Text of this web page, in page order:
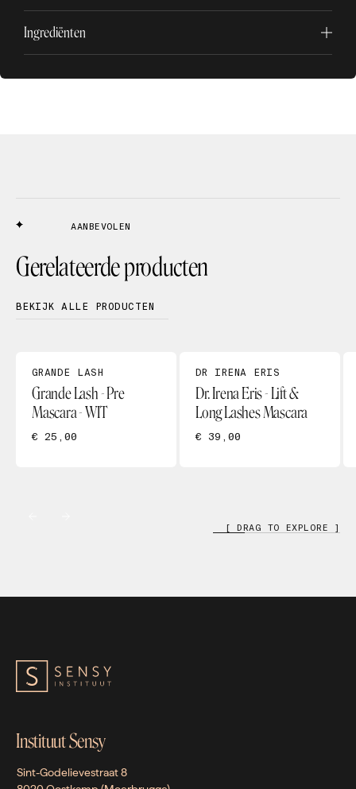
Ingrediënten
AANBEVOLEN
Gerelateerde producten
BEKIJK ALLE PRODUCTEN
GRANDE LASH
Grande Lash - Pre
Mascara - WIT
€ 25,00
DR IRENA ERIS
Dr. Irena Eris - Lift &
Long Lashes Mascara
€ 39,00
[ DRAG TO EXPLORE ]
Instituut Sensy
Sint-Godelievestraat 8